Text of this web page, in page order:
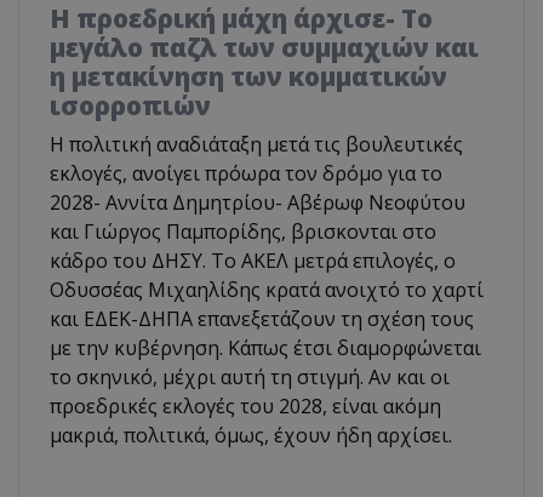
Η προεδρική μάχη άρχισε- Το
μεγάλο παζλ των συμμαχιών και
η μετακίνηση των κομματικών
ισορροπιών
Η πολιτική αναδιάταξη μετά τις βουλευτικές
εκλογές, ανοίγει πρόωρα τον δρόμο για το
2028- Αννίτα Δημητρίου- Αβέρωφ Νεοφύτου
και Γιώργος Παμπορίδης, βρισκονται στο
κάδρο του ΔΗΣΥ. Το ΑΚΕΛ μετρά επιλογές, ο
Οδυσσέας Μιχαηλίδης κρατά ανοιχτό το χαρτί
και ΕΔΕΚ-ΔΗΠΑ επανεξετάζουν τη σχέση τους
με την κυβέρνηση. Κάπως έτσι διαμορφώνεται
το σκηνικό, μέχρι αυτή τη στιγμή. Αν και οι
προεδρικές εκλογές του 2028, είναι ακόμη
μακριά, πολιτικά, όμως, έχουν ήδη αρχίσει.